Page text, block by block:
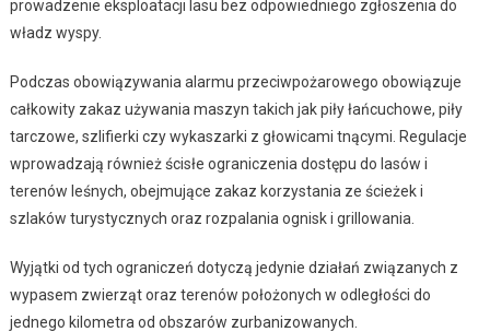
prowadzenie eksploatacji lasu bez odpowiedniego zgłoszenia do
władz wyspy.
Podczas obowiązywania alarmu przeciwpożarowego obowiązuje
całkowity zakaz używania maszyn takich jak piły łańcuchowe, piły
tarczowe, szlifierki czy wykaszarki z głowicami tnącymi. Regulacje
wprowadzają również ścisłe ograniczenia dostępu do lasów i
terenów leśnych, obejmujące zakaz korzystania ze ścieżek i
szlaków turystycznych oraz rozpalania ognisk i grillowania.
Wyjątki od tych ograniczeń dotyczą jedynie działań związanych z
wypasem zwierząt oraz terenów położonych w odległości do
jednego kilometra od obszarów zurbanizowanych.